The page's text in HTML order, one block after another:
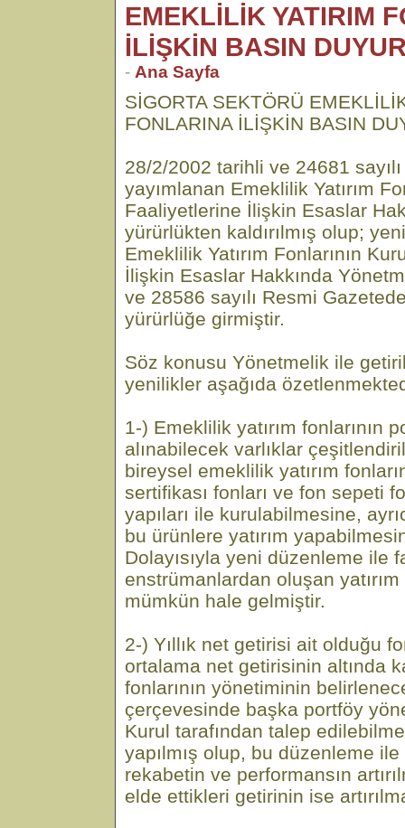
EMEKLİLİK YATIRIM
İLİŞKİN BASIN
- Ana Sayfa
SİGORTA SEKTÖRÜ
FONLARINA İLİŞKİN BASIN
28/2/2002 tarihli ve 24681
yayımlanan Emeklilik Yatırım
Faaliyetlerine İlişkin Esaslar
yürürlükten kaldırılmış olup;
Emeklilik Yatırım Fonlarının
İlişkin Esaslar Hakkında
ve 28586 sayılı Resmi
yürürlüğe girmiştir.
Söz konusu Yönetmelik ile
yenilikler aşağıda
1-) Emeklilik yatırım fonlarının
alınabilecek varlıklar
bireysel emeklilik yatırım
sertifikası fonları ve fon sepeti
yapıları ile kurulabilmesine,
bu ürünlere yatırım
Dolayısıyla yeni düzenleme ile
enstrümanlardan oluşan yatırım
mümkün hale gelmiştir.
2-) Yıllık net getirisi ait olduğu
ortalama net getirisinin altında
fonlarının yönetiminin
çerçevesinde başka portföy
Kurul tarafından talep
yapılmış olup, bu düzenleme
rekabetin ve performansın
elde ettikleri getirinin ise